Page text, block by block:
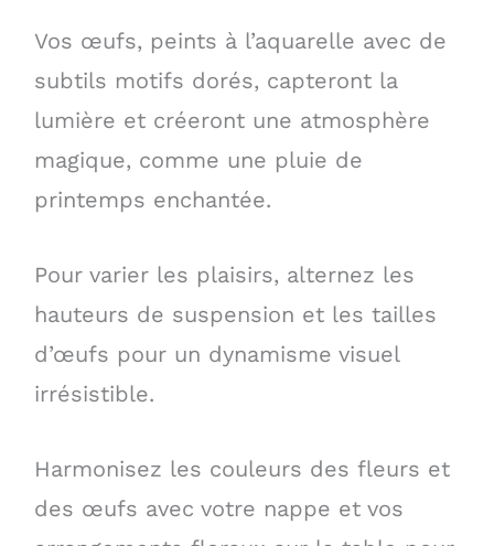
Vos œufs, peints à l’aquarelle avec de
subtils motifs dorés, capteront la
lumière et créeront une atmosphère
magique, comme une pluie de
printemps enchantée.
Pour varier les plaisirs, alternez les
hauteurs de suspension et les tailles
d’œufs pour un dynamisme visuel
irrésistible.
Harmonisez les couleurs des fleurs et
des œufs avec votre nappe et vos